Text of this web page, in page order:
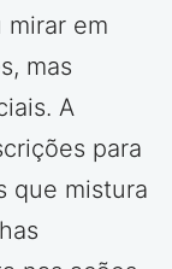
mirar em
mas
A
para
que mistura